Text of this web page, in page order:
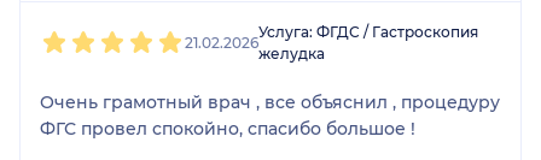
21.02.2026
Услуга: ФГДС / Гастроскопия
желудка
Очень грамотный врач , все объяснил , процедуру
ФГС провел спокойно, спасибо большое !